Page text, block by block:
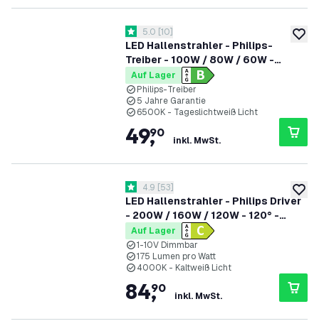
zur
LED Hallenstrahler - Philips-
Treiber - 100W / 80W / 60W -
185lm/W - 6500K - IP65 - Dimmbar
- 90° - 5 Jahre Garantie
Bewertungsbereich öffnen
5 Bewertungssterne
5.0 [10]
Auf Lager
Philips-Treiber
5 Jahre Garantie
6500K - Tageslichtweiß Licht
49,
90
inkl. MwSt.
zur
LED Hallenstrahler - Philips Driver
- 200W / 160W / 120W - 120° -
175lm/W - 4000K - IP65 - Dimmbar
- 5 Jahre Garantie - GS-geprüft
Bewertungsbereich öffnen
4.9 Bewertungssterne
4.9 [53]
Auf Lager
1-10V Dimmbar
175 Lumen pro Watt
4000K - Kaltweiß Licht
84,
90
inkl. MwSt.